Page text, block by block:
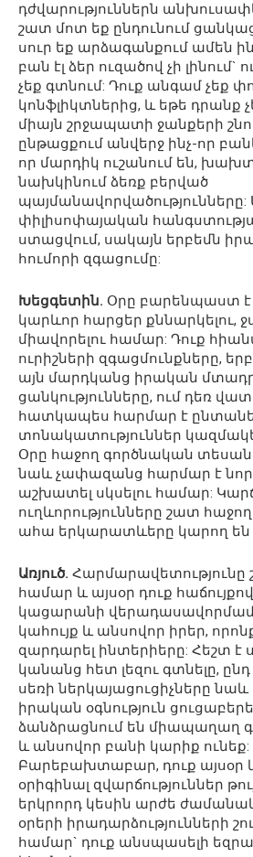
դժվարություններն
շատ մոտ եք ընդունում
սուր եք արձագանքում ամեն
բան էլ ձեր ուզածով չի լինում`
չեք գտնում: Դուք անգամ չեք
կոնֆլիկտներից, և եթե դրանք
միայն շրջապատի ջանքերի
ընթացքում անվերջ ինչ-որ
որ մարդիկ ուշանում են,
նախկինում ձեռք բերված
պայմանավորվածությունները:
փիլիսոփայական
ստացվում, սակայն երբեմն
հումորի զգացումը:
Խեցգետին. Օրը բարենպաստ է
կարևոր հարցեր քննարկելու,
միավորելու համար: Դուք
ուրիշների զգացմունքները,
այն մարդկանց իրական
ցանկությունները, ում դեռ
հատկապես հարմար է
տոնակատություններ
Օրը հաջող գործնական
նաև չափազանց հարմար է
աշխատել սկսելու համար:
ուղևորությունները շատ
ահա երկարատևերը կարող են
Առյուծ. Հարմարավետությունը
համար և այսօր դուք
կացարանի
կահույք և անսովոր իրեր,
զարդարել ինտերիերը: Հեշտ է
կանանց հետ լեզու գտնելը, ընդ
սեռի ներկայացուցիչները
իրական օգնություն
ձանձրացնում են միապաղաղ
և անսովոր բանի կարիք ունեք:
Բարեբախտաբար, դուք այսօր
օրիգինալ զվարճություններ
երկրորդ կեսին արժե
օրերի իրադարձությունների
համար` դուք անսպասելի